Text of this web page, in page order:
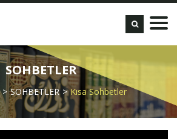
SOHBETLER
SOHBETLER Kısa Sohbetler